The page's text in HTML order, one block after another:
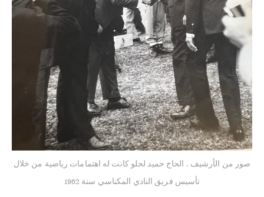
صور من الأرشيف . الحاج حميد لحلو كانت له اهتمامات رياضية من خلال
تأسيس فريق النادي المكناسي سنة 1962